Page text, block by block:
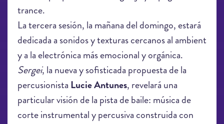
trance.
BABii - SEiiZURE (OFFiiCAL SiiNG
ALONG ViiDEO)
La tercera sesión, la mañana del domingo, estará
dedicada a sonidos y texturas cercanos al ambient
y a la electrónica más emocional y orgánica.
Sergei, la nueva y sofisticada propuesta de la
percusionista Lucie Antunes, revelará una
particular visión de la pista de baile: música de
corte instrumental y percusiva construida con